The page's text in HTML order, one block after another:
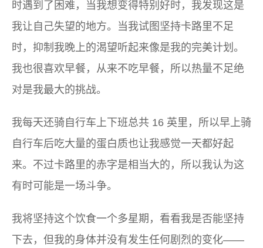
时遇到了困难，当我想变得特别好时，我发现这是
我让自己失望的地方。当我试图坚持卡路里不足
时，抑制我晚上的渴望听起来像是我的完美计划。
我也很喜欢早餐，从来不吃早餐，所以热量不足绝
对是我最大的挑战。
我每天还骑自行车上下班总共 16 英里，所以早上骑
自行车后吃大量的蛋白质也让我感觉一天都好起
来。不过卡路里的赤字是相当大的，所以我认为这
有时可能是一场斗争。
我将坚持这个饮食一个多星期，看看我是否能坚持
下去，但我的身体并没有发生任何剧烈的变化——